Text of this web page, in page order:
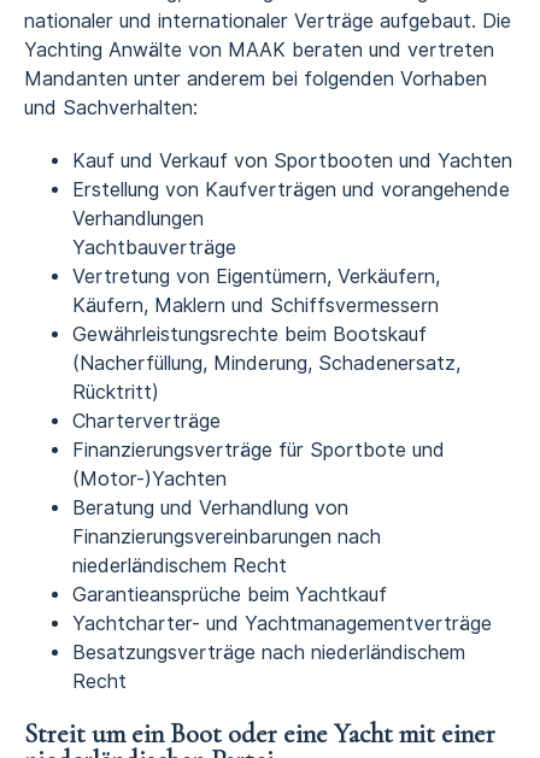
nationaler und internationaler Verträge aufgebaut. Die
Yachting Anwälte von MAAK beraten und vertreten
Mandanten unter anderem bei folgenden Vorhaben
und Sachverhalten:
Kauf und Verkauf von Sportbooten und Yachten
Erstellung von Kaufverträgen und vorangehende
Verhandlungen
Yachtbauverträge
Vertretung von Eigentümern, Verkäufern,
Käufern, Maklern und Schiffsvermessern
Gewährleistungsrechte beim Bootskauf
(Nacherfüllung, Minderung, Schadenersatz,
Rücktritt)
Charterverträge
Finanzierungsverträge für Sportbote und
(Motor-)Yachten
Beratung und Verhandlung von
Finanzierungsvereinbarungen nach
niederländischem Recht
Garantieansprüche beim Yachtkauf
Yachtcharter- und Yachtmanagementverträge
Besatzungsverträge nach niederländischem
Recht
Streit um ein Boot oder eine Yacht mit einer